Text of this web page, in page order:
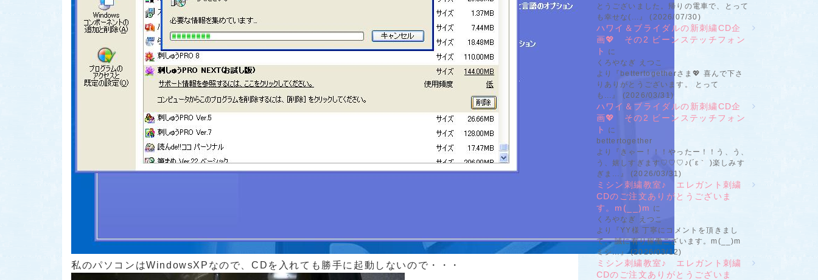
私のパソコンはWindowsXPなので、CDを入れても勝手に起動しないので・・・
とうございました。帰りの電車で、とって
も幸せな(...』 (2026/07/30)
ハワイ＆ブライダルの新刺繍CD企
画💖 その2 ビーンステッチフォン
ト
に
くろやなぎ えつこ
より『bettertogetherさま💖 喜んで下さ
りありがとうございます。 とって
も...』 (2026/03/31)
ハワイ＆ブライダルの新刺繍CD企
画💖 その2 ビーンステッチフォン
ト
に
bettertogether
より『きゃー！！！やったー！！う、う、
う、嬉しすぎます♡♡♡♪(´ε｀ )楽しみす
ぎま...』 (2026/03/31)
ミシン刺繍教室♪ エレガント刺繍
CDのご注文ありがとうございま
す。m(__)m に
くろやなぎ えつこ
より『YY様 丁寧にコメントを頂きまし
て、 誠に有り稼働ございます。m(__)m
ミシ...』 (2026/03/12)
ミシン刺繍教室♪ エレガント刺繍
CDのご注文ありがとうございま